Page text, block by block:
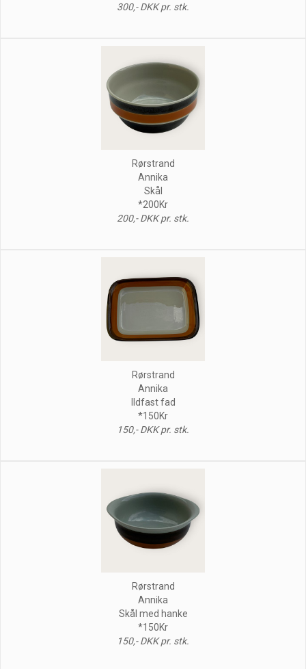
300,- DKK pr. stk.
Rørstrand
Annika
Skål
*200Kr
200,- DKK pr. stk.
Rørstrand
Annika
Ildfast fad
*150Kr
150,- DKK pr. stk.
Rørstrand
Annika
Skål med hanke
*150Kr
150,- DKK pr. stk.